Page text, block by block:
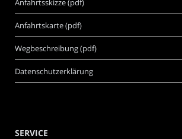
Anfahrtskarte (pdf)
Wegbeschreibung (pdf)
Datenschutzerklärung
SERVICE